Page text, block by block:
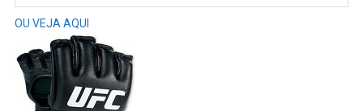
OU VEJA AQUI